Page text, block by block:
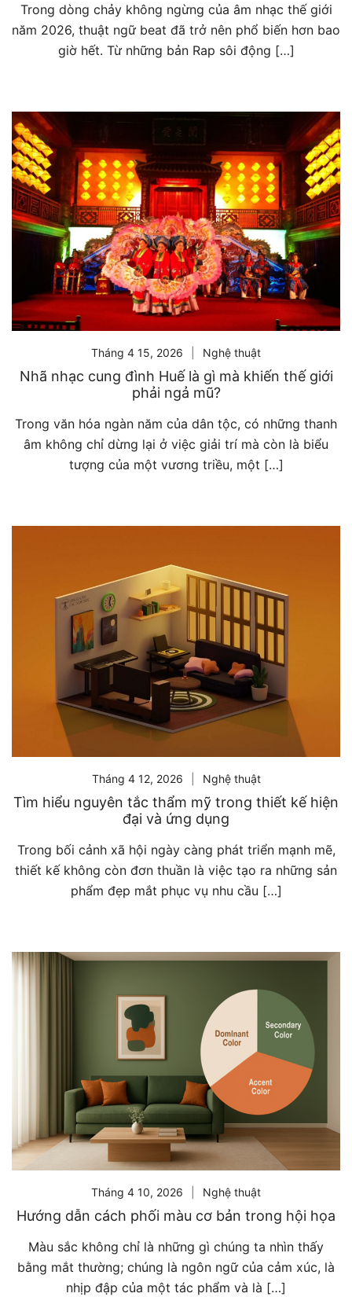
Trong dòng chảy không ngừng của âm nhạc thế giới
năm 2026, thuật ngữ beat đã trở nên phổ biến hơn bao
giờ hết. Từ những bản Rap sôi động […]
Tháng 4 15, 2026 Nghệ thuật
Nhã nhạc cung đình Huế là gì mà khiến thế giới
phải ngả mũ?
Trong văn hóa ngàn năm của dân tộc, có những thanh
âm không chỉ dừng lại ở việc giải trí mà còn là biểu
tượng của một vương triều, một […]
Tháng 4 12, 2026 Nghệ thuật
Tìm hiểu nguyên tắc thẩm mỹ trong thiết kế hiện
đại và ứng dụng
Trong bối cảnh xã hội ngày càng phát triển mạnh mẽ,
thiết kế không còn đơn thuần là việc tạo ra những sản
phẩm đẹp mắt phục vụ nhu cầu […]
Tháng 4 10, 2026 Nghệ thuật
Hướng dẫn cách phối màu cơ bản trong hội họa
Màu sắc không chỉ là những gì chúng ta nhìn thấy
bằng mắt thường; chúng là ngôn ngữ của cảm xúc, là
nhịp đập của một tác phẩm và là […]